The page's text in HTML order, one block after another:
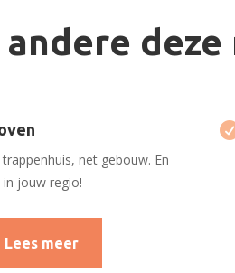
deze
net gebouw. En
jouw regio!
Lees meer